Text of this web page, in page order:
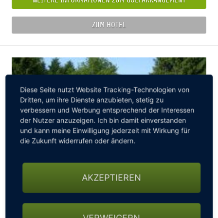
ZUM HOTEL
ARRANGEMENT GOLFEN UND GENIESSEN IM HOTEL L
EUGERMANN
Diese Seite nutzt Website Tracking-Technologien von
Dritten, um ihre Dienste anzubieten, stetig zu
verbessern und Werbung entsprechend der Interessen
der Nutzer anzuzeigen. Ich bin damit einverstanden
und kann meine Einwilligung jederzeit mit Wirkung für
die Zukunft widerrufen oder ändern.
AKZEPTIEREN